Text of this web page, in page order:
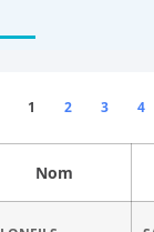
1 2 3 4
Nom